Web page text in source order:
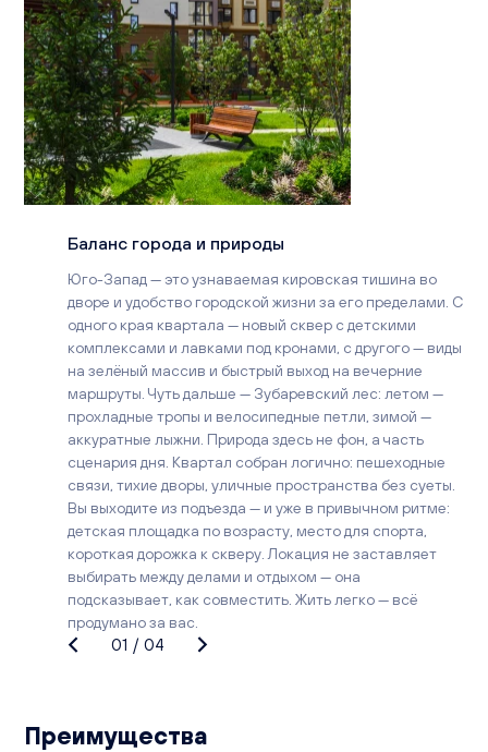
Баланс города и природы
Юго-Запад — это узнаваемая кировская тишина во
дворе и удобство городской жизни за его пределами. С
одного края квартала — новый сквер с детскими
комплексами и лавками под кронами, с другого — виды
на зелёный массив и быстрый выход на вечерние
маршруты. Чуть дальше — Зубаревский лес: летом —
прохладные тропы и велосипедные петли, зимой —
аккуратные лыжни. Природа здесь не фон, а часть
сценария дня. Квартал собран логично: пешеходные
связи, тихие дворы, уличные пространства без суеты.
Вы выходите из подъезда — и уже в привычном ритме:
детская площадка по возрасту, место для спорта,
короткая дорожка к скверу. Локация не заставляет
выбирать между делами и отдыхом — она
подсказывает, как совместить. Жить легко — всё
продумано за вас.
01 / 04
Преимущества